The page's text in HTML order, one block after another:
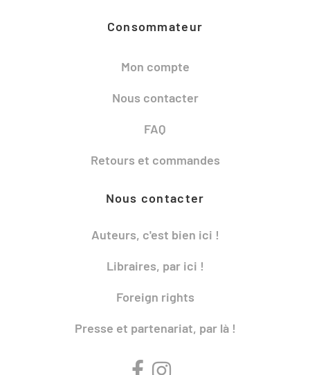
Consommateur
Mon compte
Nous contacter
FAQ
Retours et commandes
Nous contacter
Auteurs, c'est bien ici !
Libraires, par ici !
Foreign rights
Presse et partenariat, par là !